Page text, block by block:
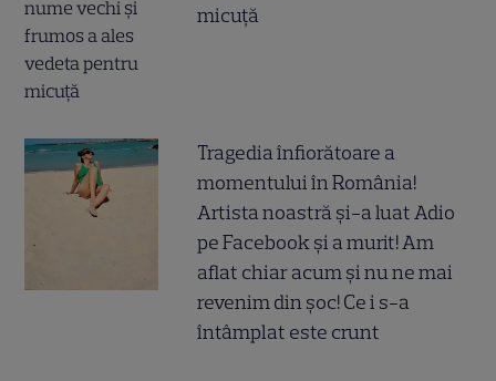
micuță
Tragedia înfiorătoare a
momentului în România!
Artista noastră și-a luat Adio
pe Facebook și a murit! Am
aflat chiar acum și nu ne mai
revenim din șoc! Ce i s-a
întâmplat este crunt